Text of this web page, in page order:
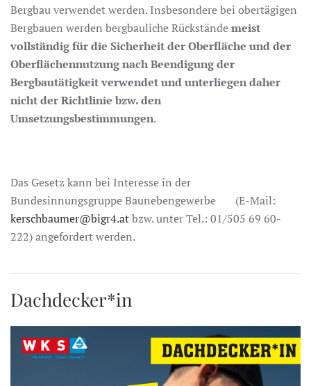
Bergbau verwendet werden. Insbesondere bei obertägigen
Bergbauen werden bergbauliche Rückständemeist
vollständig für die Sicherheit der Oberfläche und der
Oberflächennutzung nach Beendigung der
Bergbautätigkeit verwendet und unterliegen daher
nicht der Richtlinie bzw. den
Umsetzungsbestimmungen.
Das Gesetz kann bei Interesse in der
Bundesinnungsgruppe Baunebengewerbe (E-Mail:
kerschbaumer@bigr4.atbzw. unter Tel.: 01/505 69 60-
222) angefordert werden.
Dachdecker*in